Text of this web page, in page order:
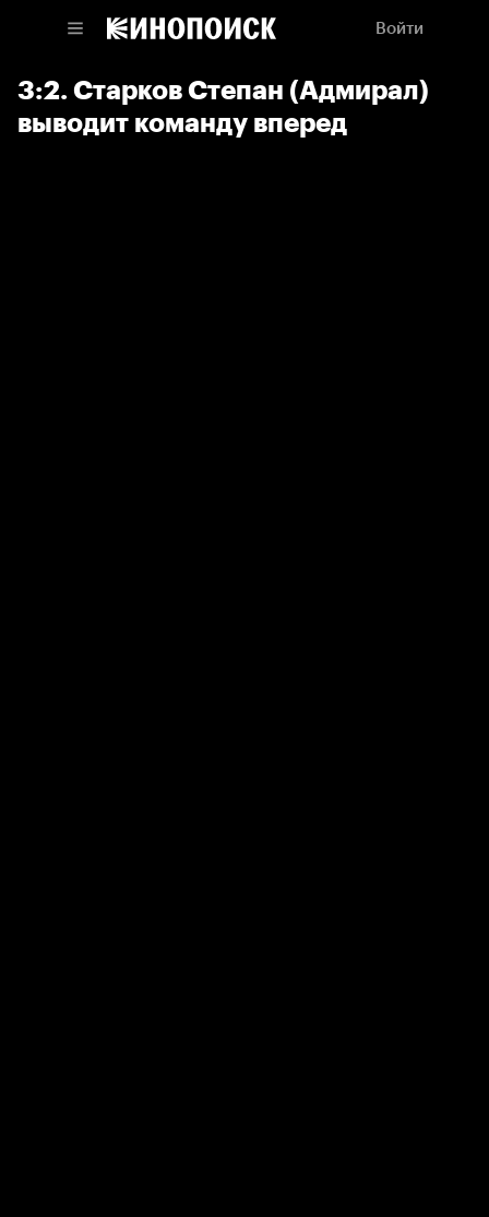
Войти
3:2. Старков Степан (Адмирал)
выводит команду вперед